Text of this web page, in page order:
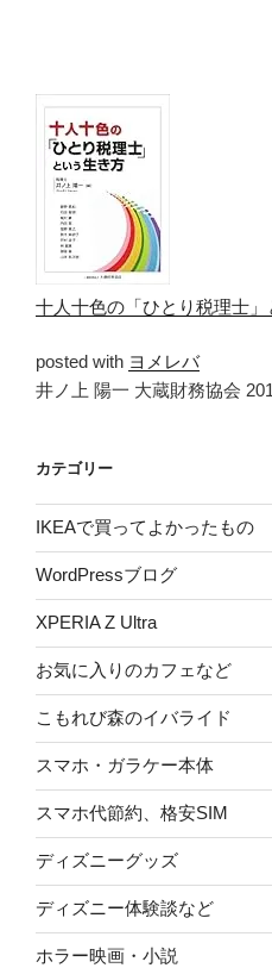
十人十色の「ひとり税理士
posted with ヨメレバ
井ノ上 陽一 大蔵財務協会
カテゴリー
IKEAで買ってよかったもの
WordPressブログ
XPERIA Z Ultra
お気に入りのカフェなど
こもれび森のイバライド
スマホ・ガラケー本体
スマホ代節約、格安SIM
ディズニーグッズ
ディズニー体験談など
ホラー映画・小説